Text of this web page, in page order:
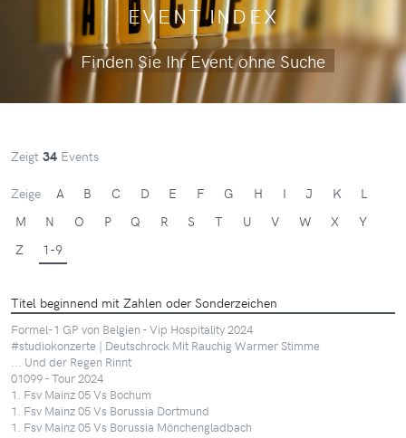
EVENT INDEX
Finden Sie Ihr Event ohne Suche
Zeigt 34 Events
Zeige A B C D E F G H I J K
L
M
N O P Q R S T U V W X
Y
Z
1-9
Titel beginnend mit Zahlen oder Sonderzeichen
Formel-1 GP von Belgien - Vip Hospitality 2024
#studiokonzerte | Deutschrock Mit Rauchig Warmer Stimme
... Und der Regen Rinnt
01099 - Tour 2024
1. Fsv Mainz 05 Vs Bochum
1. Fsv Mainz 05 Vs Borussia Dortmund
1. Fsv Mainz 05 Vs Borussia Mönchengladbach